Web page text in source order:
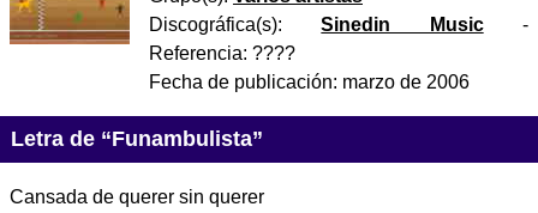
Discográfica(s):Sinedin Music-
Referencia: ????
Fecha de publicación: marzo de 2006
Letra de “Funambulista”
Cansada de querer sin querer